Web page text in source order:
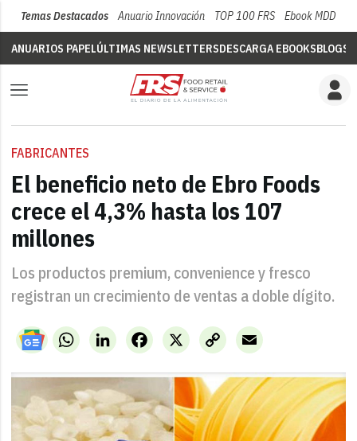
Temas Destacados Anuario Innovación TOP 100 FRS Ebook MDD
ANUARIOS PAPELÚLTIMAS NEWSLETTERSDESCARGA EBOOKSBLOGS
FABRICANTES
El beneficio neto de Ebro Foods
crece el 4,3% hasta los 107
millones
Los productos premium, convenience y fresco
registran un crecimiento de ventas a doble dígito.
WhatsAppLinkedIn X
Facebook
Copy
Link
Email